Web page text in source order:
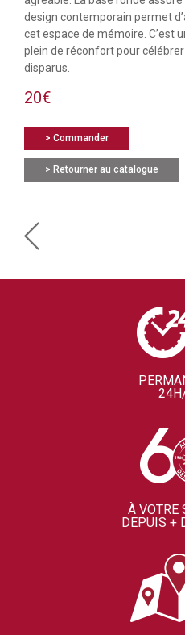
design contemporain permet
cet espace de mémoire. C’est
plein de réconfort pour
disparus.
20€
> Commander
> Retourner au catalogue
À VOTRE
DEPUIS +